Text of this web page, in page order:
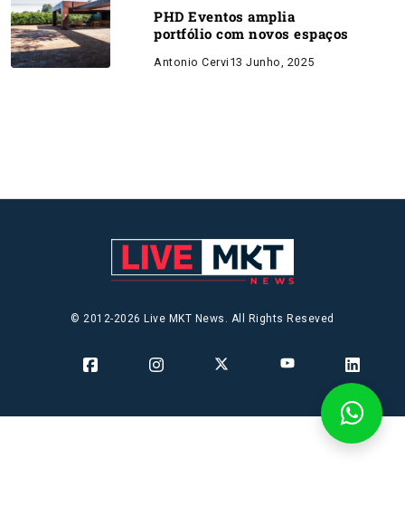
PHD Eventos amplia
portfólio com novos espaços
Antonio Cervi 13 Junho, 2025
© 2012-2026 Live MKT News. All Rights Reseved